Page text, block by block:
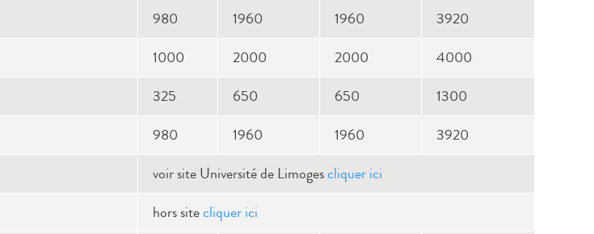
980 1960 1960
3920
1000 2000 2000
4000
325 650 650
1300
980 1960 1960
3920
voir site Université de Limogescliquer ici
hors sitecliquer ici